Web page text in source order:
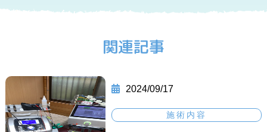
関連記事
2024/09/17
施術内容